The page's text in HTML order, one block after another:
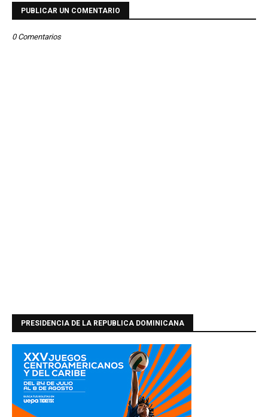
PUBLICAR UN COMENTARIO
0 Comentarios
PRESIDENCIA DE LA REPUBLICA DOMINICANA